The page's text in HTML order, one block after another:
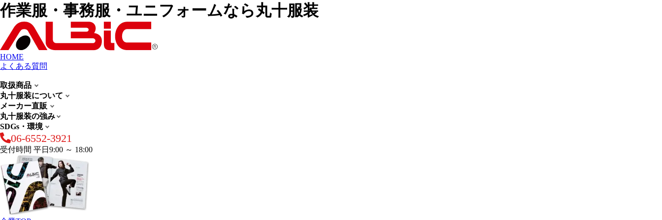
作業服・事務服・ユニフォームなら丸十服装
HOME
よくある質問
取扱商品
丸十服装について
メーカー直販
丸十服装の強み
SDGs・環境
06-6552-3921
受付時間 平日9:00 ～ 18:00